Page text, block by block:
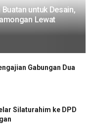
untuk Desain,
Lewat
Gabungan Dua
Silaturahim ke DPD